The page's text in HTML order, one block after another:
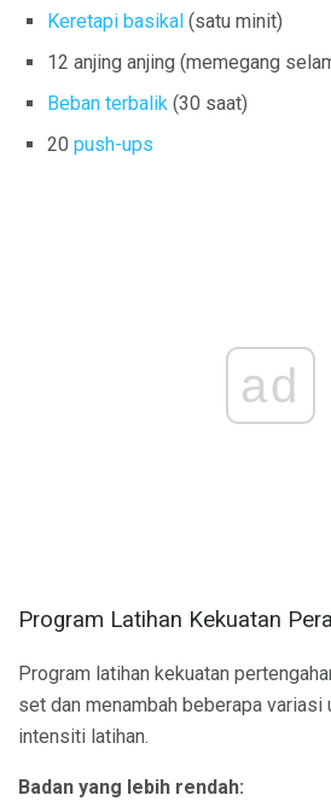
Keretapi basikal (satu minit)
12 anjing anjing (memegang
Beban terbalik (30 saat)
20 push-ups
ad
Program Latihan Kekuatan
Program latihan kekuatan
set dan menambah beberapa variasi
intensiti latihan.
Badan yang lebih rendah: